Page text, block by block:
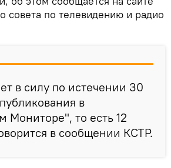
совета по телевидению и радио
в силу по истечении 30
в
Мониторе", то есть 12
в сообщении КСТР.